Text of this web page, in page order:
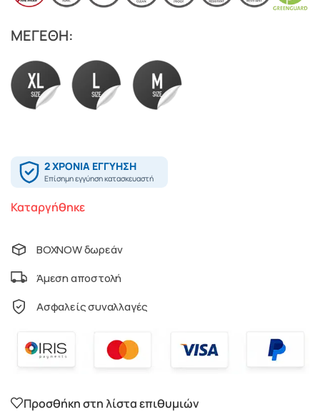
ΜΕΓΕΘΗ:
Καταργήθηκε
BOXNOW δωρεάν
Άμεση αποστολή
Ασφαλείς συναλλαγές
Προσθήκη στη λίστα επιθυμιών